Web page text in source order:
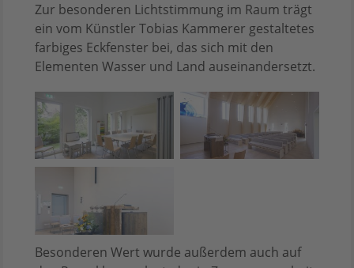
Zur besonderen Lichtstimmung im Raum trägt
ein vom Künstler Tobias Kammerer gestaltetes
farbiges Eckfenster bei, das sich mit den
Elementen Wasser und Land auseinandersetzt.
Besonderen Wert wurde außerdem auch auf